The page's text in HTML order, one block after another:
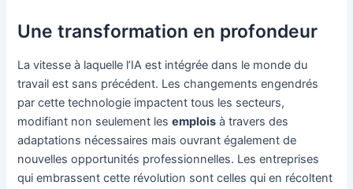
Une transformation en profondeur
La vitesse à laquelle l’IA est intégrée dans le monde du
travail est sans précédent. Les changements engendrés
par cette technologie impactent tous les secteurs,
modifiant non seulement lesemplois à travers des
adaptations nécessaires mais ouvrant également de
nouvelles opportunités professionnelles. Les entreprises
qui embrassent cette révolution sont celles qui en récoltent